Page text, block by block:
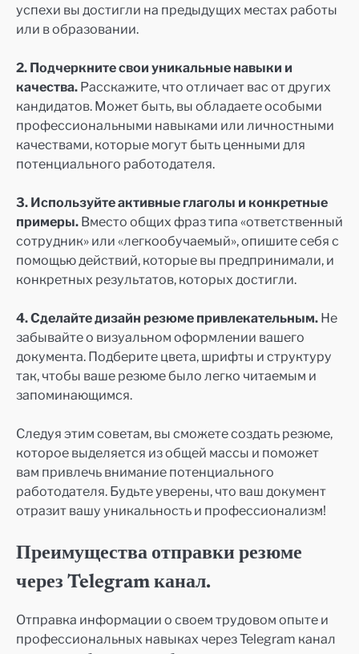
успехи вы достигли на предыдущих местах работы
или в образовании.
2. Подчеркните свои уникальные навыки и
качества. Расскажите, что отличает вас от других
кандидатов. Может быть, вы обладаете особыми
профессиональными навыками или личностными
качествами, которые могут быть ценными для
потенциального работодателя.
3. Используйте активные глаголы и конкретные
примеры. Вместо общих фраз типа «ответственный
сотрудник» или «легкообучаемый», опишите себя с
помощью действий, которые вы предпринимали, и
конкретных результатов, которых достигли.
4. Сделайте дизайн резюме привлекательным. Не
забывайте о визуальном оформлении вашего
документа. Подберите цвета, шрифты и структуру
так, чтобы ваше резюме было легко читаемым и
запоминающимся.
Следуя этим советам, вы сможете создать резюме,
которое выделяется из общей массы и поможет
вам привлечь внимание потенциального
работодателя. Будьте уверены, что ваш документ
отразит вашу уникальность и профессионализм!
Преимущества отправки резюме
через Telegram канал.
Отправка информации о своем трудовом опыте и
профессиональных навыках через Telegram канал